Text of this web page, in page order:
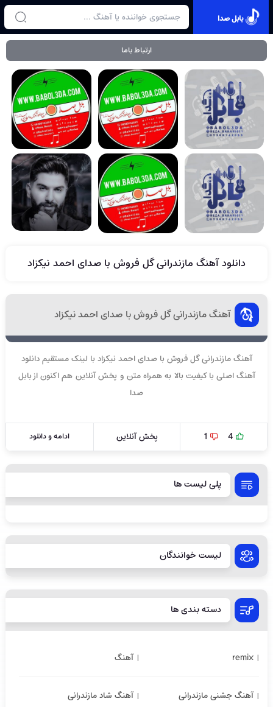
بابل صدا
ارتباط باما
دانلود آهنگ مازندرانی گل فروش با صدای احمد نیکزاد
آهنگ مازندرانی گل فروش با صدای احمد نیکزاد
آهنگ مازندرانی گل فروش با صدای احمد نیکزاد با لینک مستقیم دانلود
آهنگ اصلی با کیفیت بالا به همراه متن و پخش آنلاین هم اکنون از بابل
صدا
4
1 پخش آنلاین ادامه و دانلود
پلی لیست ها
لیست خوانندگان
دسته بندی ها
remix آهنگ
آهنگ جشنی مازندرانی آهنگ شاد مازندرانی